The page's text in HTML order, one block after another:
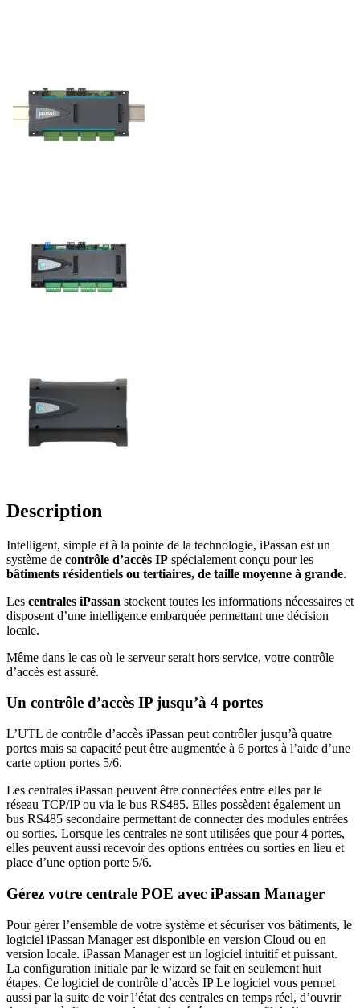
Description
Intelligent, simple et à la pointe de la technologie, iPassan est un
système de contrôle d’accès IP spécialement conçu pour les
bâtiments résidentiels ou tertiaires, de taille moyenne à grande.
Les centrales iPassan stockent toutes les informations nécessaires et
disposent d’une intelligence embarquée permettant une décision
locale.
Même dans le cas où le serveur serait hors service, votre contrôle
d’accès est assuré.
Un contrôle d’accès IP jusqu’à 4 portes
L’UTL de contrôle d’accès iPassan peut contrôler jusqu’à quatre
portes mais sa capacité peut être augmentée à 6 portes à l’aide d’une
carte option portes 5/6.
Les centrales iPassan peuvent être connectées entre elles par le
réseau TCP/IP ou via le bus RS485. Elles possèdent également un
bus RS485 secondaire permettant de connecter des modules entrées
ou sorties. Lorsque les centrales ne sont utilisées que pour 4 portes,
elles peuvent aussi recevoir des options entrées ou sorties en lieu et
place d’une option porte 5/6.
Gérez votre centrale POE avec iPassan Manager
Pour gérer l’ensemble de votre système et sécuriser vos bâtiments, le
logiciel iPassan Manager est disponible en version Cloud ou en
version locale. iPassan Manager est un logiciel intuitif et puissant.
La configuration initiale par le wizard se fait en seulement huit
étapes. Ce logiciel de contrôle d’accès IP Le logiciel vous permet
aussi par la suite de voir l’état des centrales en temps réel, d’ouvrir